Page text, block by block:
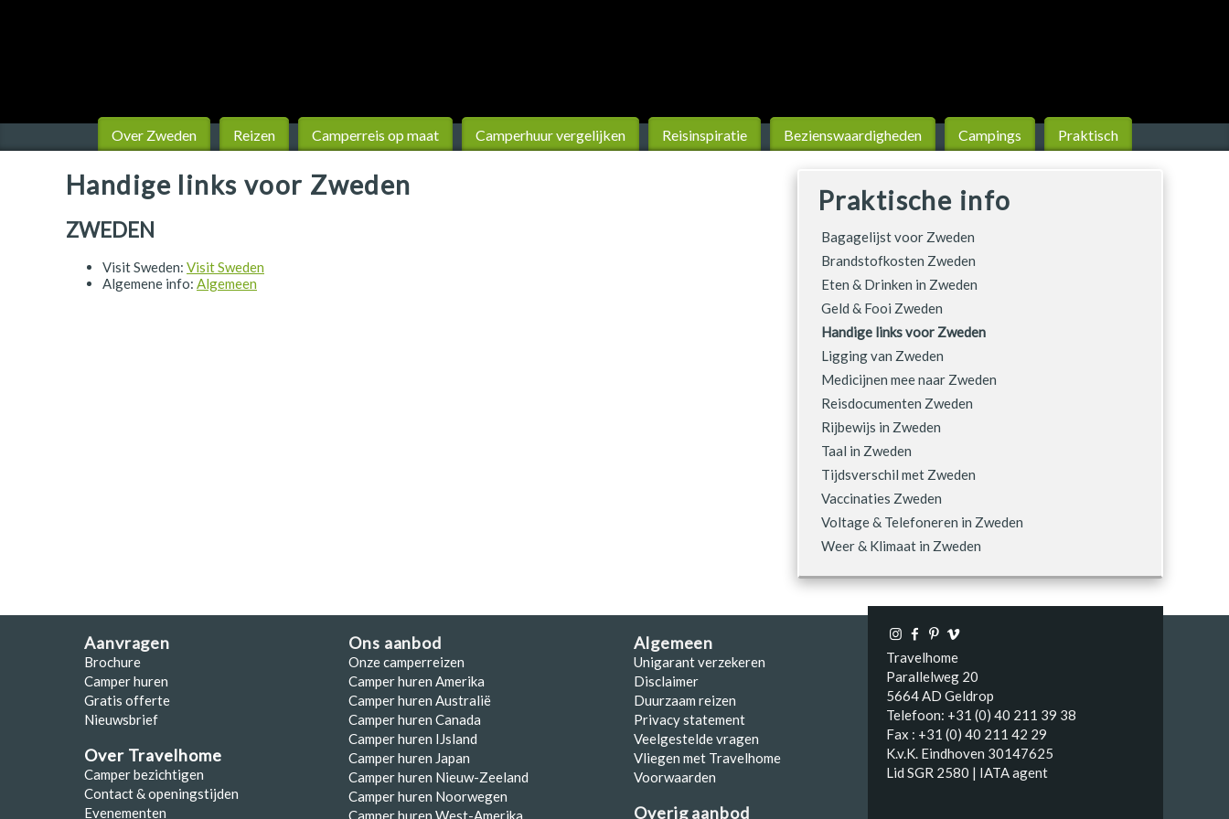
Kroatië
Zwitserland
Over Zweden Reizen Camperreis op maat Camperhuur vergelijken Reis­inspiratie Beziens­waardigheden Campings Praktisch
Handige links voor Zweden
ZWEDEN
Visit Sweden: Visit Sweden
Algemene info: Algemeen
Praktische info
Bagagelijst voor Zweden
Brandstofkosten Zweden
Eten & Drinken in Zweden
Geld & Fooi Zweden
Handige links voor Zweden
Ligging van Zweden
Medicijnen mee naar Zweden
Reisdocumenten Zweden
Rijbewijs in Zweden
Taal in Zweden
Tijdsverschil met Zweden
Vaccinaties Zweden
Voltage & Telefoneren in Zweden
Weer & Klimaat in Zweden
Aanvragen
Brochure
Camper huren
Gratis offerte
Nieuwsbrief
Over Travelhome
Camper bezichtigen
Contact & openingstijden
Evenementen
Ons aanbod
Onze camperreizen
Camper huren Amerika
Camper huren Australië
Camper huren Canada
Camper huren IJsland
Camper huren Japan
Camper huren Nieuw-Zeeland
Camper huren Noorwegen
Camper huren West-Amerika
Algemeen
Unigarant verzekeren
Disclaimer
Duurzaam reizen
Privacy statement
Veelgestelde vragen
Vliegen met Travelhome
Voorwaarden
Overig aanbod
Travelhome
Parallelweg 20
5664 AD Geldrop
Telefoon: +31 (0) 40 211 39 38
Fax : +31 (0) 40 211 42 29
K.v.K. Eindhoven 30147625
Lid SGR 2580 | IATA agent